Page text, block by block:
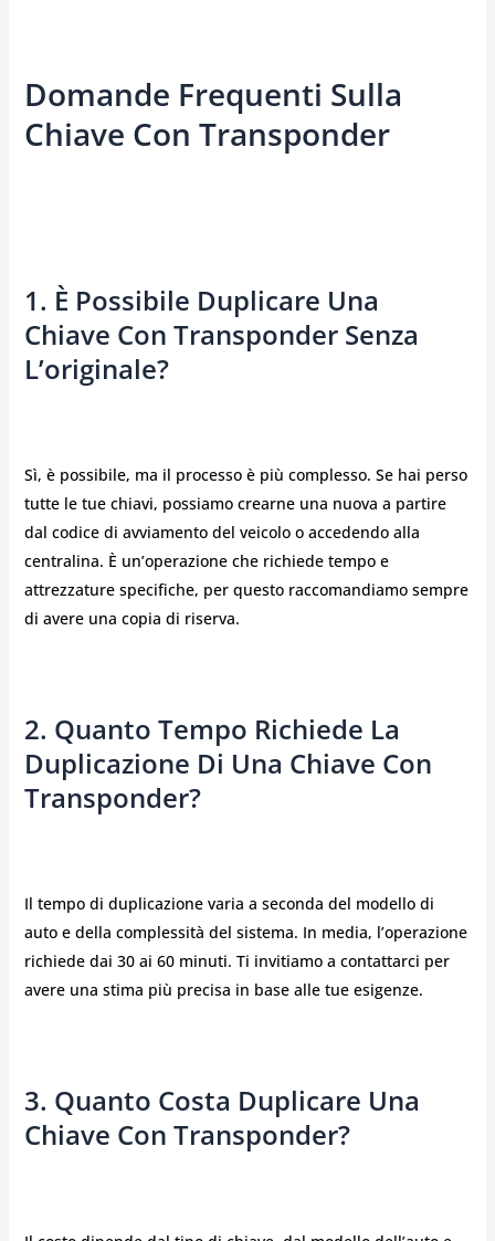
Domande Frequenti Sulla
Chiave Con Transponder
1. È Possibile Duplicare Una
Chiave Con Transponder Senza
L’originale?
Sì, è possibile, ma il processo è più complesso. Se hai perso
tutte le tue chiavi, possiamo crearne una nuova a partire
dal codice di avviamento del veicolo o accedendo alla
centralina. È un’operazione che richiede tempo e
attrezzature specifiche, per questo raccomandiamo sempre
di avere una copia di riserva.
2. Quanto Tempo Richiede La
Duplicazione Di Una Chiave Con
Transponder?
Il tempo di duplicazione varia a seconda del modello di
auto e della complessità del sistema. In media, l’operazione
richiede dai 30 ai 60 minuti. Ti invitiamo a contattarci per
avere una stima più precisa in base alle tue esigenze.
3. Quanto Costa Duplicare Una
Chiave Con Transponder?